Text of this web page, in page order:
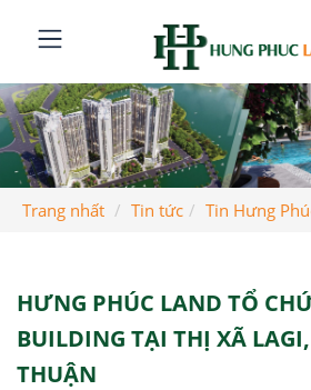
Trang nhất Tin tức Tin Hưng
HƯNG PHÚC LAND TỔ
BUILDING TẠI THỊ XÃ
THUẬN